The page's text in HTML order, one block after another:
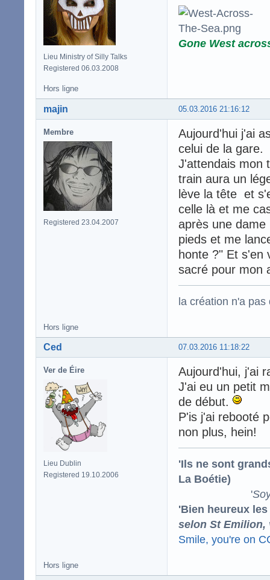
Lieu Ministry of Silly Talks
Registered 06.03.2008
Gone West
Hors ligne
05.03.2016 21:16:12
majin
Membre
Registered 23.04.2007
Aujourd'hui j'ai
celui de la gare.
J'attendais mon
train aura un
lève la tête et
celle là et me
après une
pieds et me
honte ?" Et s'en
sacré pour mon
la création n'a
Hors ligne
07.03.2016 11:18:22
Ced
Ver de Éire
Lieu Dublin
Registered 19.10.2006
Aujourd'hui, j'ai
J'ai eu un petit
de début.
P'is j'ai rebooté
non plus, hein!
'Ils ne sont
La Boétie)
'
'Bien heureux
selon St Emilion,
Smile, you're on
Hors ligne